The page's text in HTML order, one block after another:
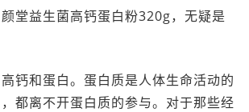
堂益生菌高钙蛋白粉320g，无疑是
钙和蛋白。蛋白质是人体生命活动的
都离不开蛋白质的参与。对于那些经